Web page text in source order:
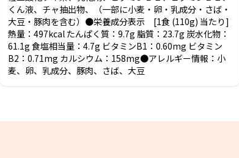
くん液、チャ抽出物、（一部に小麦・卵・乳成分・さば・
大豆・豚肉を含む）●栄養成分表示 [1食 (110g) 当たり]
熱量：497kcal たんぱく質：9.7g 脂質：23.7g 炭水化物：
61.1g 食塩相当量：4.7g ビタミンB1：0.60mg ビタミン
B2：0.71mg カルシウム：158mg●アレルギー情報：小
麦、卵、乳成分、豚肉、さば、大豆